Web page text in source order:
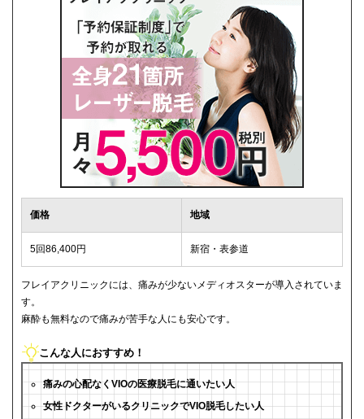
価格 地域
5回86,400円 新宿・表参道
フレイアクリニックには、痛みが少ないメディオスターが導入されていま
す。
麻酔も無料なので痛みが苦手な人にも安心です。
こんな人におすすめ！
痛みの心配なくVIOの医療脱毛に通いたい人
女性ドクターがいるクリニックでVIO脱毛したい人